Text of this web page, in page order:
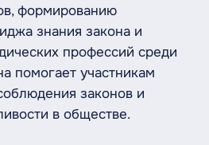
формированию
знания закона и
профессий среди
помогает участникам
законов и
в обществе.